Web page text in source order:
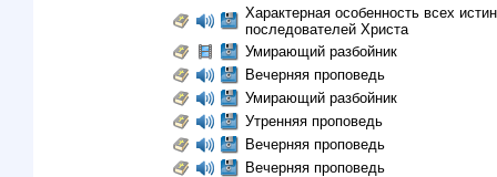
Характерная особенность всех
последователей Христа
Умирающий разбойник
Вечерняя проповедь
Умирающий разбойник
Утренняя проповедь
Вечерняя проповедь
Вечерняя проповедь